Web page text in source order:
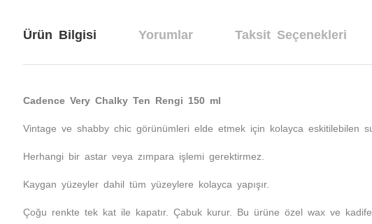
Ürün Bilgisi Yorumlar Taksit Seçenekleri
Cadence Very Chalky Ten Rengi 150 ml
Vintage ve shabby chic görünümleri elde etmek için kolayca eskitilebilen
Herhangi bir astar veya zımpara işlemi gerektirmez.
Kaygan yüzeyler dahil tüm yüzeylere kolayca yapışır.
Çoğu renkte tek kat ile kapatır. Çabuk kurur. Bu ürüne özel wax ve kadife